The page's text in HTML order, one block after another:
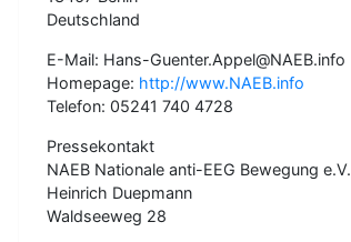
Deutschland
E-Mail: Hans-Guenter.Appel@NAEB.info
Homepage: http://www.NAEB.info
Telefon: 05241 740 4728
Pressekontakt
NAEB Nationale anti-EEG Bewegung e.V.
Heinrich Duepmann
Waldseeweg 28